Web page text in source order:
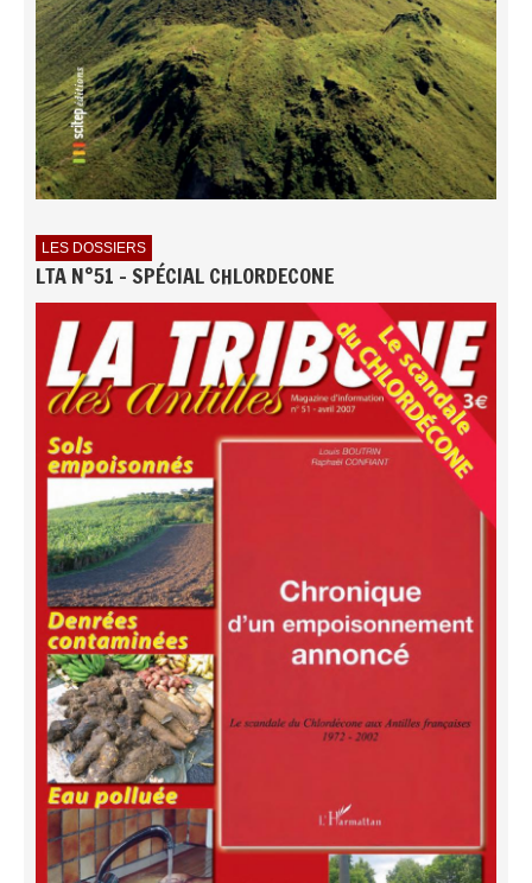
LES DOSSIERS
LTA N°51 - SPÉCIAL CHLORDECONE